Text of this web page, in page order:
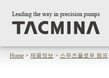
Home > 제품정보 > 스무즈플로우 펌프